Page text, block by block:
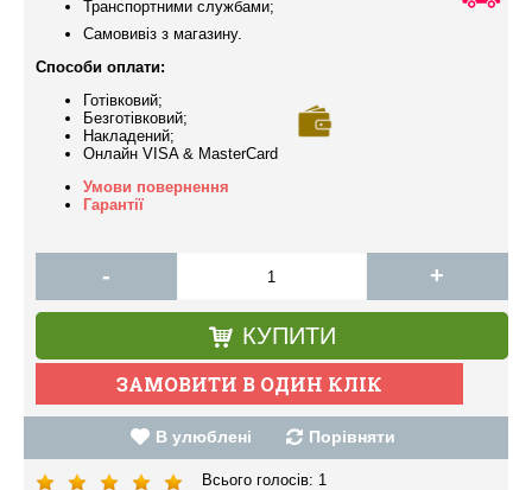
Транспортними службами;
Самовивіз з магазину.
Способи оплати:
Готівковий;
Безготівковий;
Накладений;
Онлайн VISA & MasterCard
Умови повернення
Гарантії
- +
КУПИТИ
В улюблені Порівняти
Всього голосів: 1